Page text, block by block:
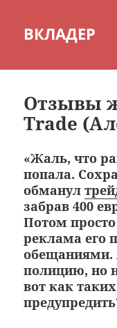
ВКЛАДЕР
Отзывы
Trade
«Жаль, что
попала.
обманул
забрав 400
Потом
реклама его
обещаниями.
полицию, но
вот как